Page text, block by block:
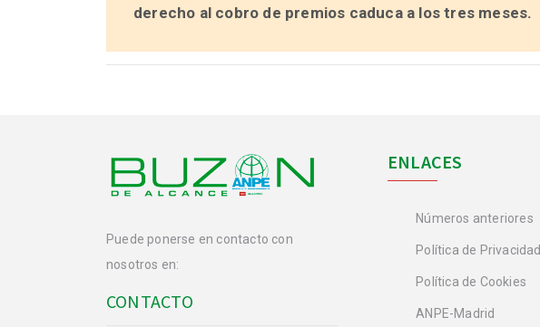
derecho al cobro de premios caduca a los tres meses.
Puede ponerse en contacto con
nosotros en:
CONTACTO
ENLACES
Números anteriores
Política de Privacidad
Política de Cookies
ANPE-Madrid